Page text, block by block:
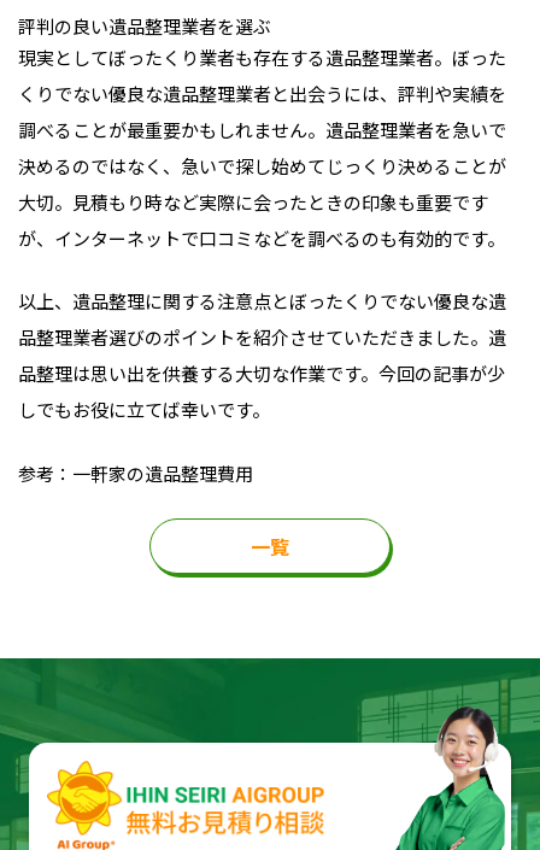
評判の良い遺品整理業者を選ぶ
現実としてぼったくり業者も存在する遺品整理業者。ぼった
くりでない優良な遺品整理業者と出会うには、評判や実績を
調べることが最重要かもしれません。遺品整理業者を急いで
決めるのではなく、急いで探し始めてじっくり決めることが
大切。見積もり時など実際に会ったときの印象も重要です
が、インターネットで口コミなどを調べるのも有効的です。
以上、遺品整理に関する注意点とぼったくりでない優良な遺
品整理業者選びのポイントを紹介させていただきました。遺
品整理は思い出を供養する大切な作業です。今回の記事が少
しでもお役に立てば幸いです。
参考： 一軒家の遺品整理費用
一覧